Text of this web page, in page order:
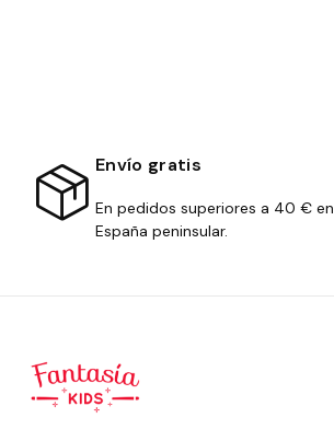
Envío gratis
En pedidos superiores a 40 € en
España peninsular.